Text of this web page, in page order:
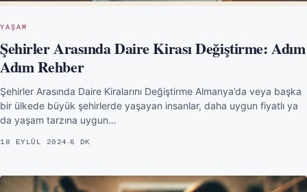
YAŞAM
Şehirler Arasında Daire Kirası Değiştirme: Adım
Adım Rehber
Şehirler Arasında Daire Kiralarını Değiştirme Almanya’da veya başka
bir ülkede büyük şehirlerde yaşayan insanlar, daha uygun fiyatlı ya
da yaşam tarzına uygun…
18 EYLÜL 2024 6 DK